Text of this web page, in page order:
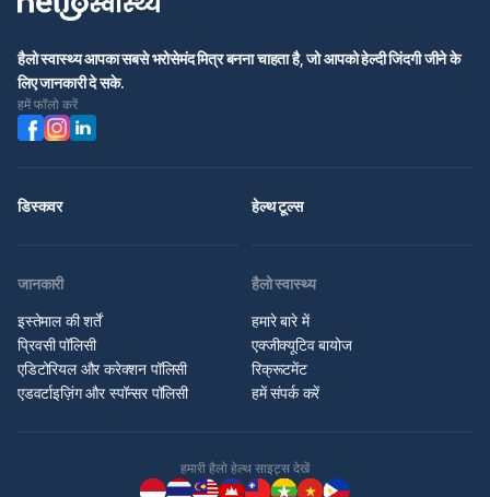
हैलो स्वास्थ्य आपका सबसे भरोसेमंद मित्र बनना चाहता है, जो आपको हेल्दी जिंदगी जीने के
लिए जानकारी दे सके.
हमें फॉलो करें
डिस्कवर हेल्थ टूल्स
जानकारी
इस्तेमाल की शर्तें
प्रिवसी पॉलिसी
एडिटोरियल और करेक्शन पॉलिसी
एडवर्टाइज़िंग और स्पॉन्सर पॉलिसी
हैलो स्वास्थ्य
हमारे बारे में
एक्जीक्यूटिव बायोज
रिक्रूटमेंट
हमें संपर्क करें
हमारी हैलो हेल्थ साइट्स देखें